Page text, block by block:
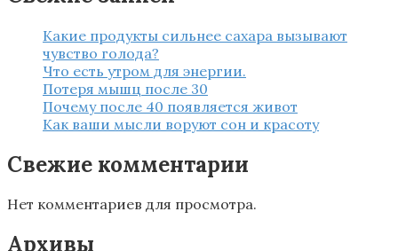
Какие продукты сильнее сахара вызывают
чувство голода?
Что есть утром для энергии.
Потеря мышц после 30
Почему после 40 появляется живот
Как ваши мысли воруют сон и красоту
Свежие комментарии
Нет комментариев для просмотра.
Архивы